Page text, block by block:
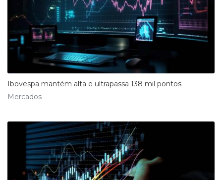
Ibovespa mantém alta e ultrapassa 138 mil pontos
Mercados